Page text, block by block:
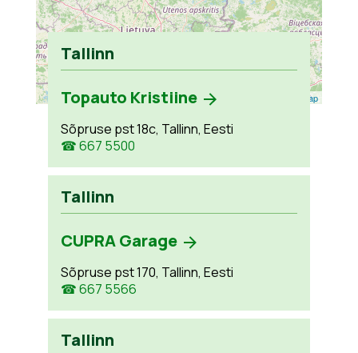
Leaflet OpenStreetMap
Tallinn
Topauto Kristiine
Sõpruse pst 18c, Tallinn, Eesti
☎ 667 5500
Tallinn
CUPRA Garage
Sõpruse pst 170, Tallinn, Eesti
☎ 667 5566
Tallinn